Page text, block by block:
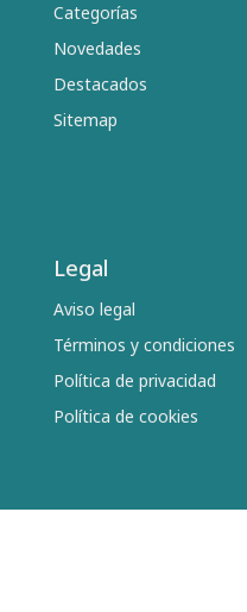
Categorías
Novedades
Destacados
Sitemap
Legal
Aviso legal
Términos y condiciones
Política de privacidad
Política de cookies